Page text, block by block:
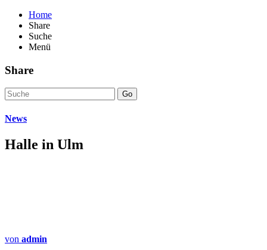
Home
Share
Suche
Menü
Share
Go
News
Halle in Ulm
von admin